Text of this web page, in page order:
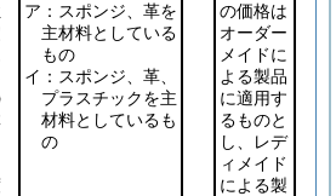
ア：スポンジ、革を
主材料としている
もの
イ：スポンジ、革、
プラスチックを主
材料としているも
の
の価格は
オーダー
メイドに
よる製品
に適用す
るものと
し、レデ
ィメイド
による製